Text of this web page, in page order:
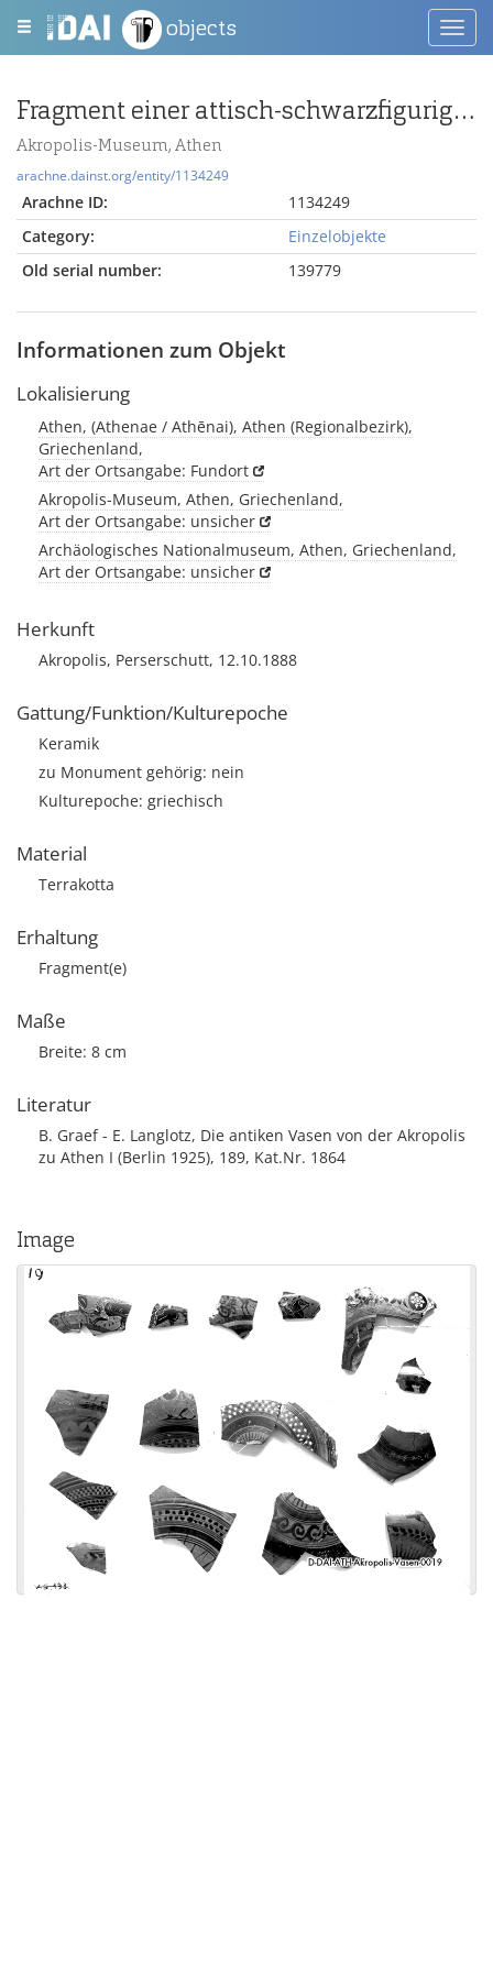
objects
Fragment einer attisch-schwarzfigurigen Kleinmeisterschale
Akropolis-Museum, Athen
arachne.dainst.org/entity/1134249
Arachne ID:
1134249
Category:
Einzelobjekte
Old serial number:
139779
Informationen zum Objekt
Lokalisierung
Athen, (Athenae / Athēnai), Athen (Regionalbezirk),
Griechenland,
Art der Ortsangabe: Fundort
Akropolis-Museum, Athen, Griechenland,
Art der Ortsangabe: unsicher
Archäologisches Nationalmuseum, Athen, Griechenland,
Art der Ortsangabe: unsicher
Herkunft
Akropolis, Perserschutt, 12.10.1888
Gattung/Funktion/Kulturepoche
Keramik
zu Monument gehörig: nein
Kulturepoche: griechisch
Material
Terrakotta
Erhaltung
Fragment(e)
Maße
Breite: 8 cm
Literatur
B. Graef - E. Langlotz, Die antiken Vasen von der Akropolis
zu Athen I (Berlin 1925), 189, Kat.Nr. 1864
Image